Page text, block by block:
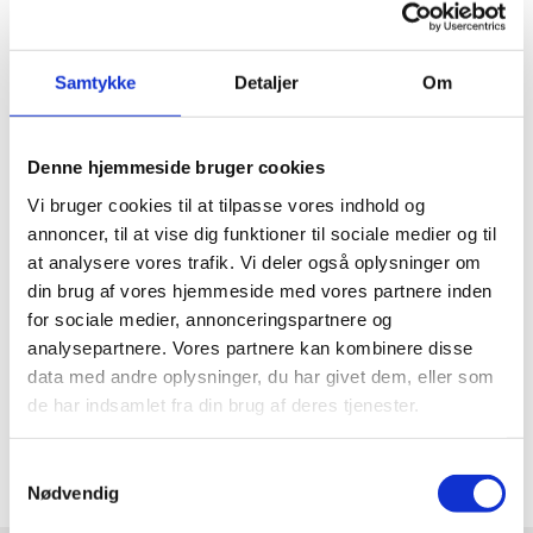
Samtykke Detaljer Om
Denne hjemmeside bruger cookies
Vi bruger cookies til at tilpasse vores indhold og
annoncer, til at vise dig funktioner til sociale medier og til
at analysere vores trafik. Vi deler også oplysninger om
din brug af vores hjemmeside med vores partnere inden
for sociale medier, annonceringspartnere og
analysepartnere. Vores partnere kan kombinere disse
data med andre oplysninger, du har givet dem, eller som
de har indsamlet fra din brug af deres tjenester.
Nødvendig
Støtte til ophold på efterskoler, smartphonefri skoler
og en ny måde at tale om trivsel på. Her er en status på,
hvordan Børne- og Undervisningsministeriet arbejder
Ny måling viser fortsat høj trivsel på landets
ungdomsuddannelser og FGU
19.02.2026
Trivslen blandt elever på ungdomsuddannelser og FGU
er fortsat høj. Det viser trivselsmålingerne for 2025.